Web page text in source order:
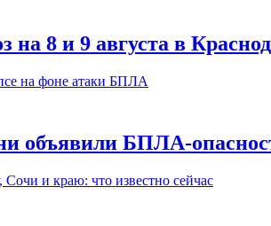
на 8 и 9 августа в
объявили БПЛА-